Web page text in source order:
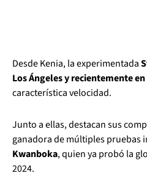
Desde Kenia, la experimentada
Los Ángeles y recientemente
característica velocidad.
Junto a ellas, destacan sus
ganadora de múltiples pruebas
Kwanboka, quien ya probó la
2024.